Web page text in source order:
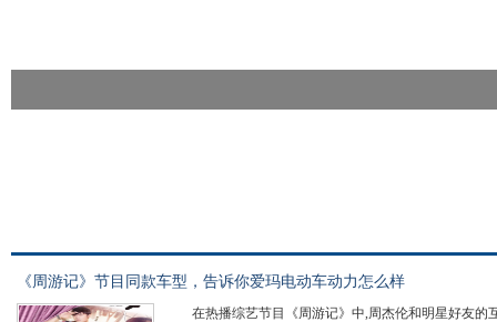
《周游记》节目同款车型，告诉你爱玛电动车动力怎么样
在热播综艺节目《周游记》中,周杰伦和明星好友的